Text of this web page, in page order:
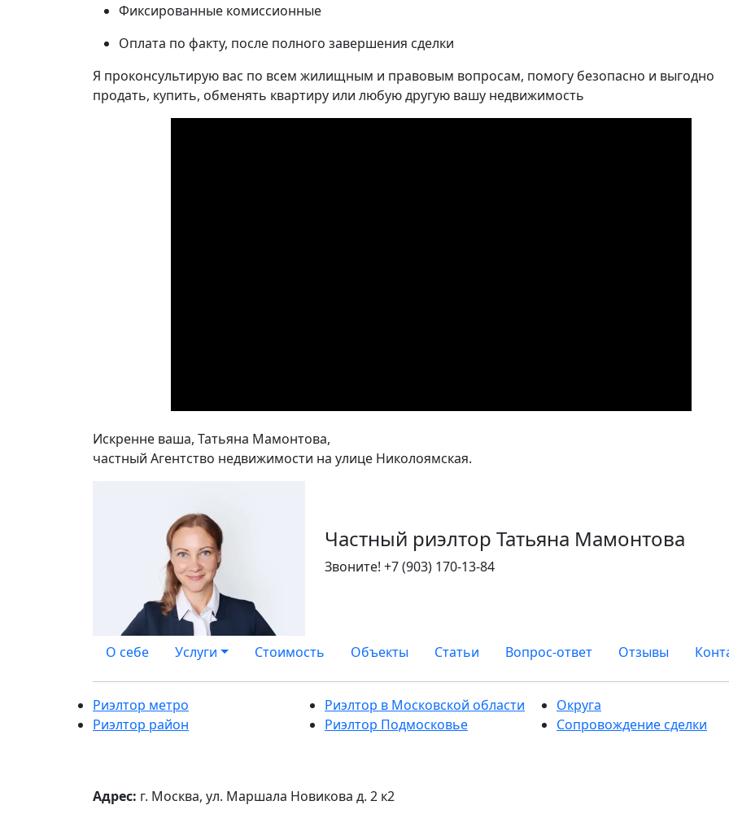
Фиксированные комиссионные
Оплата по факту, после полного завершения сделки
Я проконсультирую вас по всем жилищным и правовым вопросам, помогу безопасно и выгодно
продать, купить, обменять квартиру или любую другую вашу недвижимость
Искренне ваша, Татьяна Мамонтова,
частный Агентство недвижимости на улице Николоямская.
Частный риэлтор Татьяна Мамонтова
Звоните! +7 (903) 170-13-84
О себе Услуги Стоимость Объекты Статьи Вопрос-ответ Отзывы
Риэлтор метро
Риэлтор район
Риэлтор в Московской области
Риэлтор Подмосковье
Округа
Сопровождение сделки
Адрес: г. Москва, ул. Маршала Новикова д. 2 к2